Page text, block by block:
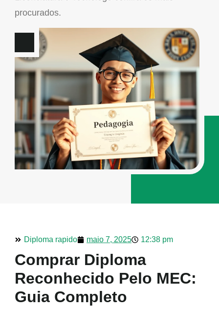
procurados.
Diploma rapido maio 7, 2025 12:38 pm
Comprar Diploma
Reconhecido Pelo MEC:
Guia Completo